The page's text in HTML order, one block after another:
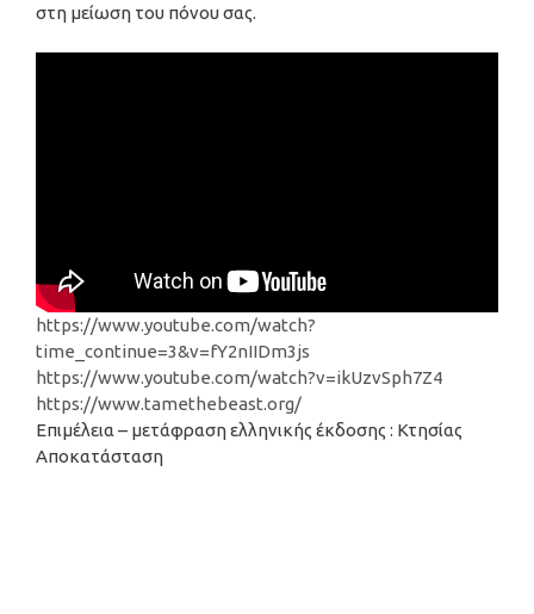
στη μείωση του πόνου σας.
https://www.youtube.com/watch?
time_continue=3&v=fY2nIIDm3js
https://www.youtube.com/watch?v=ikUzvSph7Z4
https://www.tamethebeast.org/
Επιμέλεια – μετάφραση ελληνικής έκδοσης : Κτησίας
Αποκατάσταση